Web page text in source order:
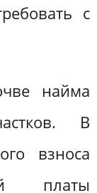
с
найма
В
взноса
платы